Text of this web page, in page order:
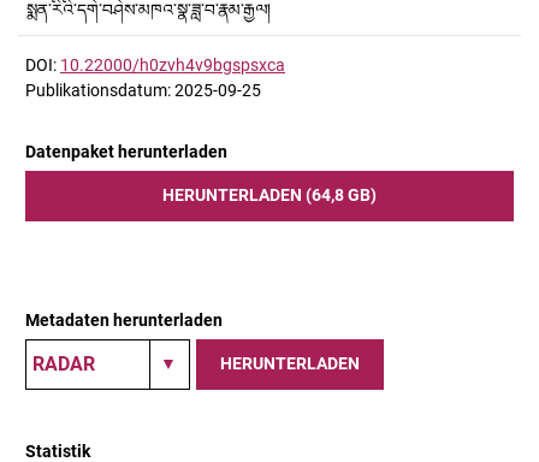
སྨན་རིའི་དགེ་བཤེས་མཁའ་སྣ་ཟླ་བ་རྣམ་རྒྱལ།
DOI: 10.22000/h0zvh4v9bgspsxca
Publikationsdatum: 2025-09-25
Datenpaket herunterladen
HERUNTERLADEN (64,8 GB)
Metadaten herunterladen
HERUNTERLADEN
Statistik